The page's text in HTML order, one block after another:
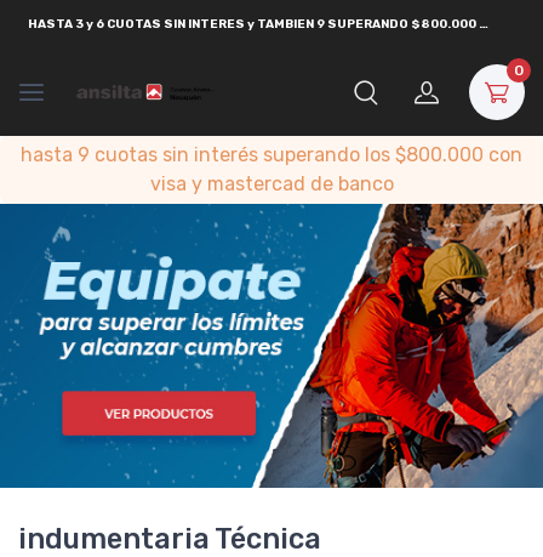
HASTA 3 y 6 CUOTAS SIN INTERES y TAMBIEN 9 SUPERANDO $800.000 CON
0
hasta 9 cuotas sin interés superando los $800.000 con
visa y mastercad de banco
indumentaria Técnica